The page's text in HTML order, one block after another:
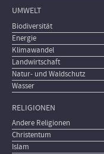
UMWELT
Biodiversität
Energie
Klimawandel
Landwirtschaft
Natur- und Waldschutz
Wasser
RELIGIONEN
Andere Religionen
Christentum
Islam